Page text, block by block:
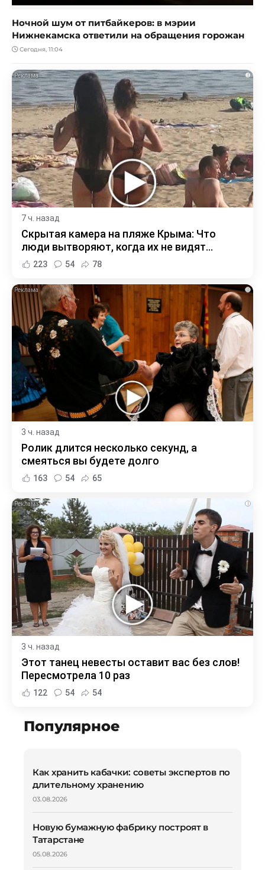
Ночной шум от питбайкеров: в мэрии
Нижнекамска ответили на обращения горожан
Сегодня, 11:04
i
7 ч. назад
Скрытая камера на пляже Крыма: Что
люди вытворяют, когда их не видят...
223 54 78
i
3 ч. назад
Ролик длится несколько секунд, а
смеяться вы будете долго
163 54 65
i
3 ч. назад
Этот танец невесты оставит вас без слов!
Пересмотрела 10 раз
122 54 54
Популярное
Как хранить кабачки: советы экспертов по
длительному хранению
03.08.2026
Новую бумажную фабрику построят в
Татарстане
05.08.2026